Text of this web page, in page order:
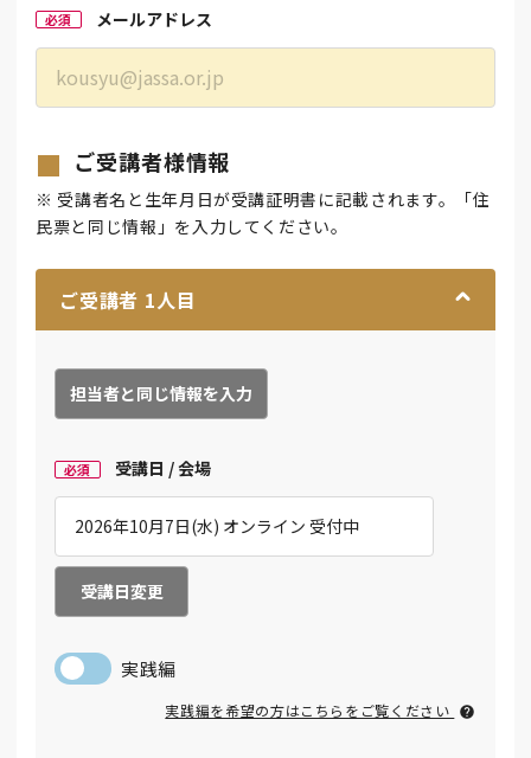
必須 メールアドレス
ご受講者様情報
※ 受講者名と生年月日が受講証明書に記載されます。「住
民票と同じ情報」を入力してください。
ご受講者 1人目
担当者と同じ情報を入力
必須 受講日 / 会場
受講日変更
実践編
実践編を希望の方はこちらをご覧ください